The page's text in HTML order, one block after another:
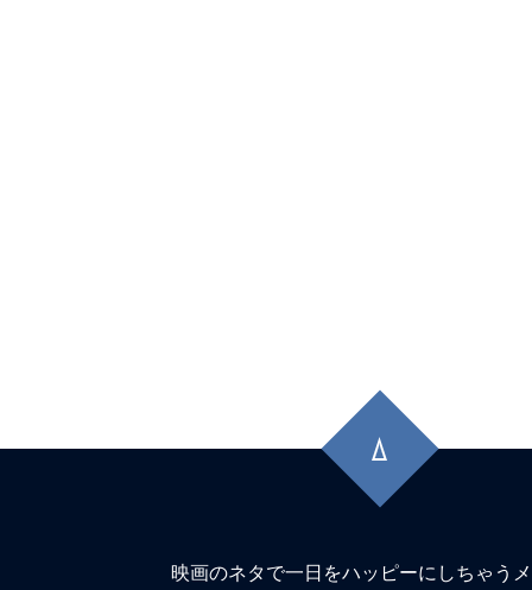
頭
に
映画のネタで一日をハッピーにしちゃう